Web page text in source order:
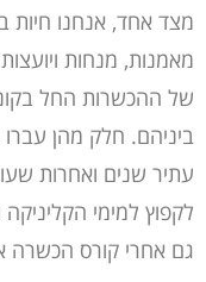
מצד אחד, אנחנו חיות
מאמנות, מנחות
של ההכשרות החל
ביניהם. חלק מהן עברו
עתיר שנים ואחרות
לקפוץ למימי
גם אחרי קורס הכשרה